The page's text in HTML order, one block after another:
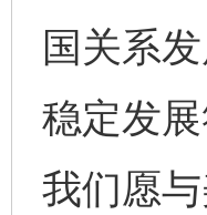
国关系
稳定发
我们愿